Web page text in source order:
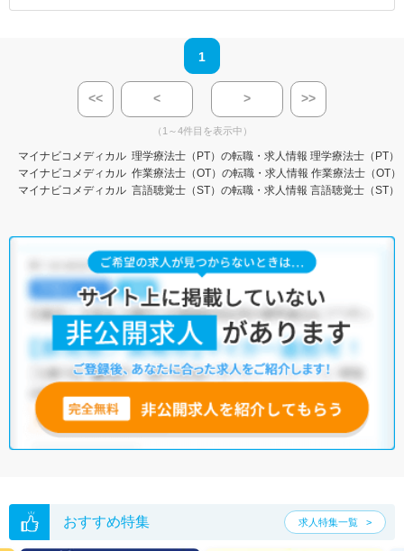
1
<< < > >>
（1～4件目を表示中）
マイナビコメディカル 理学療法士（PT）の転職・求人情報 理学療法士（PT）
マイナビコメディカル 作業療法士（OT）の転職・求人情報 作業療法士（OT
マイナビコメディカル 言語聴覚士（ST）の転職・求人情報 言語聴覚士（ST）
おすすめ特集 求人特集一覧